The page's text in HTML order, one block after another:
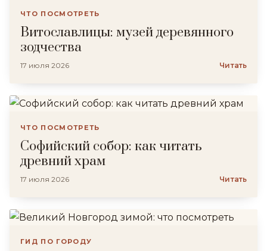
ЧТО ПОСМОТРЕТЬ
Витославлицы: музей деревянного
зодчества
17 июля 2026 Читать
ЧТО ПОСМОТРЕТЬ
Софийский собор: как читать
древний храм
17 июля 2026 Читать
ГИД ПО ГОРОДУ